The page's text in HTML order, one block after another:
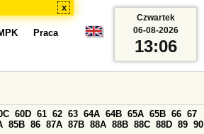
x
Praca
60D 61 62 63 64A 64B 65A 65B 66 67
85B 86 87A 87B 88A 88B 88C 88D 89 90
Czwartek
06-08-2026
13:06